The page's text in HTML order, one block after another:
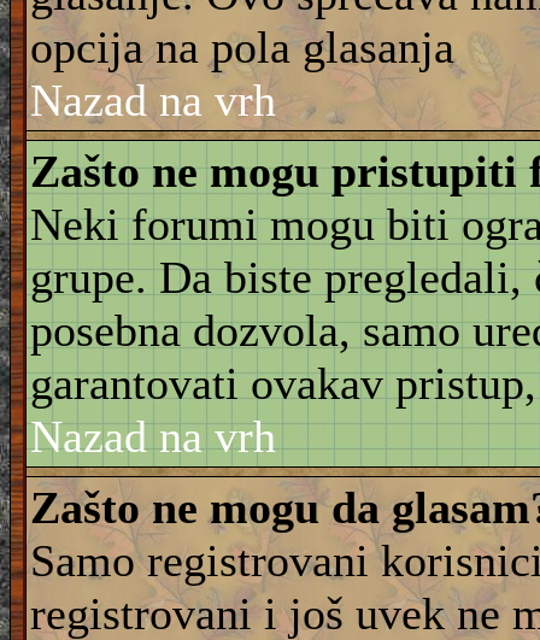
opcija na pola glasanja
Nazad na vrh
Zašto ne mogu pristupiti
Neki forumi mogu biti
grupe. Da biste
posebna dozvola, samo
garantovati ovakav
Nazad na vrh
Zašto ne mogu da
Samo registrovani
registrovani i još uvek ne